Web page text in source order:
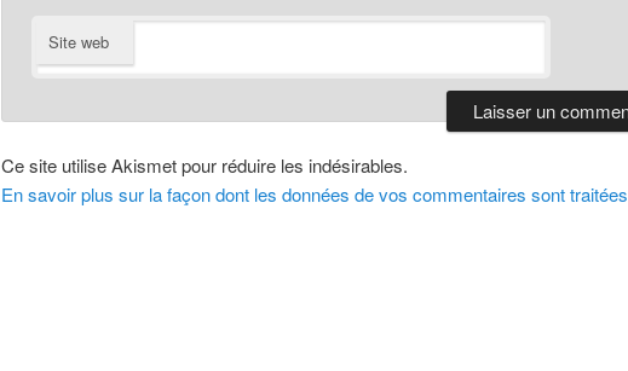
Site web
Ce site utilise Akismet pour réduire les indésirables.
En savoir plus sur la façon dont les données de vos commentaires sont traitées